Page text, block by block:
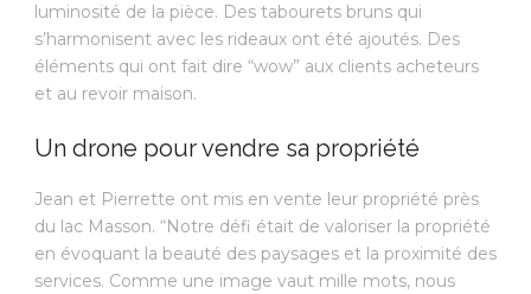
luminosité de la pièce. Des tabourets bruns qui
s’harmonisent avec les rideaux ont été ajoutés. Des
éléments qui ont fait dire “wow” aux clients acheteurs
et au revoir maison.
Un drone pour vendre sa propriété
Jean et Pierrette ont mis en vente leur propriété près
du lac Masson. “Notre défi était de valoriser la propriété
en évoquant la beauté des paysages et la proximité des
services. Comme une image vaut mille mots, nous